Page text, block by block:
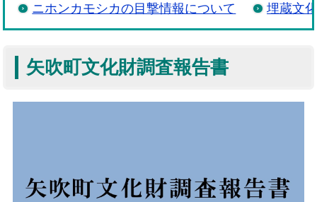
ニホンカモシカの目撃情報について 埋蔵文
矢吹町文化財調査報告書